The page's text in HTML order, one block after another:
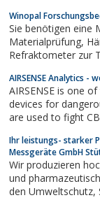
Winopal
Sie benötigen eine
Materialprüfung, Härteprüfung oder Festigkeitsprüfung, ein
Refraktometer zur
für den Vertrieb
AIRSENSE Analytics -
AIRSENSE is one
devices for
are used to fight
Ihr leistungs- starker
Messgeräte GmbH
Wir produzieren
und pharmazeutische Industrie,
den Umweltschutz, Schulen und Universitäten sowie